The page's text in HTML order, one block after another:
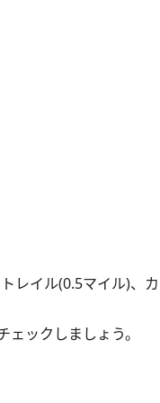
レイル(0.5マイル)、
ックしましょう。